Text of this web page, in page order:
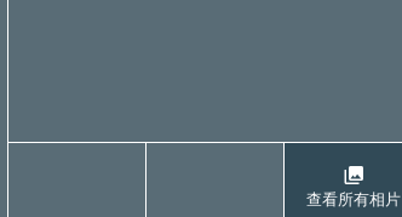
查看所有相片